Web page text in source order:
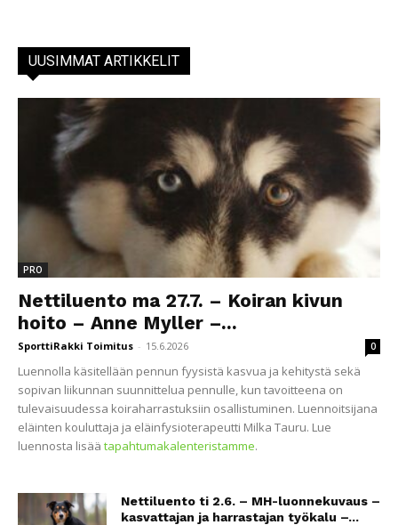
UUSIMMAT ARTIKKELIT
PRO
Nettiluento ma 27.7. – Koiran kivun
hoito – Anne Myller –...
SporttiRakki Toimitus - 15.6.2026 0
Luennolla käsitellään pennun fyysistä kasvua ja kehitystä sekä
sopivan liikunnan suunnittelua pennulle, kun tavoitteena on
tulevaisuudessa koiraharrastuksiin osallistuminen. Luennoitsijana
eläinten kouluttaja ja eläinfysioterapeutti Milka Tauru. Lue
luennosta lisää tapahtumakalenteristamme.
Nettiluento ti 2.6. – MH-luonnekuvaus –
kasvattajan ja harrastajan työkalu –...